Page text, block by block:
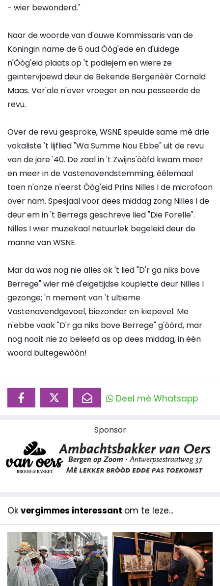
- wier bewonderd."
Naar de woorde van d'ouwe Kommissaris van de
Koningin name de 6 oud Òòg'ede en d'uidege
n'Òòg'eid plaats op 't podiejem en wiere ze
geintervjoewd deur de Bekende Bergenèèr Cornald
Maas. Ver'ale n'over vroeger en nou pesseerde de
revu.
Over de revu gesproke, WSNE speulde same mè drie
vokaliste 't lijflied "Wa Summe Nou Ebbe" uit de revu
van de jare '40. De zaal in 't Zwijns'òòfd kwam meer
en meer in de Vastenavendstemming, éélemaal
toen n'onze n'eerst Òòg'eid Prins Nilles I de microfoon
over nam. Spesjaal voor dees middag zong Nilles I de
deur em in 't Berregs geschreve lied "Die Forelle".
Nilles I wier muziekaal netuurlek begeleid deur de
manne van WSNE.
Mar da was nog nie alles ok 't lied "D'r ga niks bove
Berrege" wier mè d'eigetijdse kouplette deur Nilles I
gezonge; 'n mement van 't ultieme
Vastenavendgevoel, biezonder en kiepevel. Me
n'ebbe vaak "D'r ga niks bove Berrege" g'òòrd, mar
nog nooit nie zo beleefd as op dees middag, in één
woord buitegewòòn!
Deel mè Whatsapp
Sponsor
Ok vergimmes interessant om te leze...